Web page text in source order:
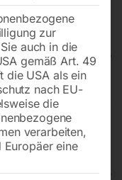
mit
BP PRO G
zur
auch in die
gemäß Art. 49
die USA als ein
nach EU-
die
verarbeiten,
Europäer eine